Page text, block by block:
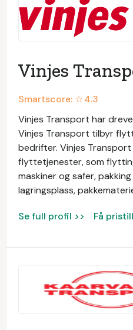
Vinjes
Smartscore: ☆4.3
Vinjes Transport har
Vinjes Transport tilbyr
bedrifter. Vinjes
flyttetjenester, som
maskiner og safer,
lagringsplass,
Se full profil >> Få